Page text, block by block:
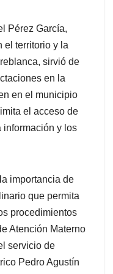
Pérez García,
el territorio y la
sirvió de
en la
en el municipio
el acceso de
información y los
importancia de
que permita
procedimientos
Atención Materno
servicio de
Pedro Agustín